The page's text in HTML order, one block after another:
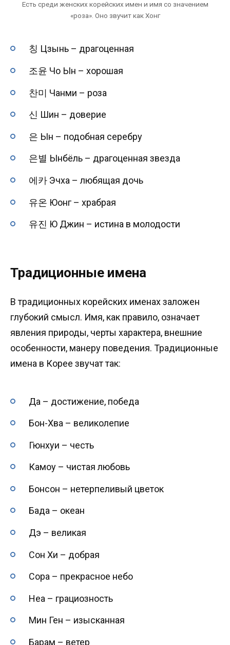
Есть среди женских корейских имен и имя со значением
«роза». Оно звучит как Хонг
칭 Цзынь – драгоценная
조윤 Чо Ын – хорошая
찬미 Чанми – роза
신 Шин – доверие
은 Ын – подобная серебру
은별 Ынбёль – драгоценная звезда
에카 Эчха – любящая дочь
유온 Юонг – храбрая
유진 Ю Джин – истина в молодости
Традиционные имена
В традиционных корейских именах заложен
глубокий смысл. Имя, как правило, означает
явления природы, черты характера, внешние
особенности, манеру поведения. Традиционные
имена в Корее звучат так:
Да – достижение, победа
Бон-Хва – великолепие
Гюнхуи – честь
Камоу – чистая любовь
Бонсон – нетерпеливый цветок
Бада – океан
Дэ – великая
Сон Хи – добрая
Сора – прекрасное небо
Неа – грациозность
Мин Ген – изысканная
Барам – ветер